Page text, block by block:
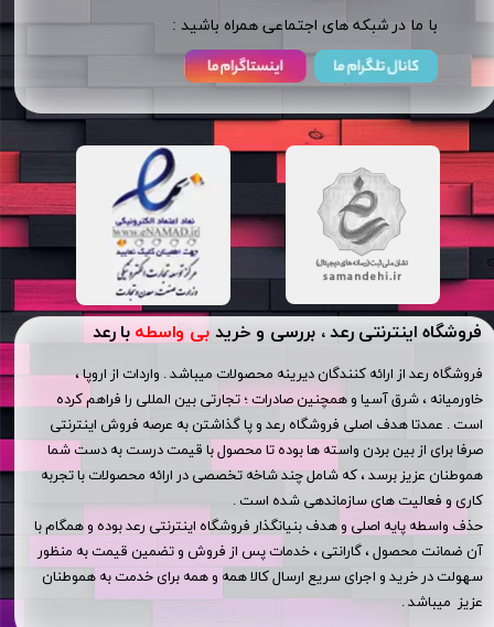
فروشگاه اینترنتی رعد ، بررسی و خرید بی واسطه با رعد
فروشگاه رعد از ارائه کنندگان دیرینه محصولات میباشد . واردات از اروپا ،
خاورمیانه ، شرق آسیا و همچنین صادرات ؛ تجارتی بین المللی را فراهم کرده
است . عمدتا هدف اصلی فروشگاه رعد و پا گذاشتن به عرصه فروش اینترنتی
صرفا برای از بین بردن واسته ها بوده تا محصول با قیمت درست به دست شما
هموطنان عزیز برسد ، که شامل چند شاخه تخصصی در ارائه محصولات با تجربه
کاری و فعالیت های سازماندهی شده است .
حذف واسطه پایه اصلی و هدف بنیانگذار فروشگاه اینترنتی رعد بوده و همگام با
آن ضمانت محصول ، گارانتی ، خدمات پس از فروش و تضمین قیمت به منظور
سهولت در خرید و اجرای سریع ارسال کالا همه و همه برای خدمت به هموطنان
عزیز میباشد .
​​با ما در شبکه های اجتماعی همراه باشید :